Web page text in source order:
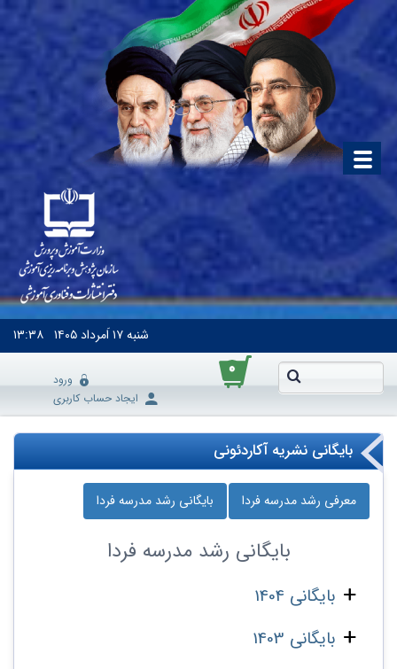
شنبه۱۷ اَمرداد ۱۴۰۵ ۱۳:۳۸
۰
ورود
ایجاد حساب کاربری
بایگانی نشریه آکاردئونی
معرفی رشد مدرسه‌ فردا بایگانی رشد مدرسه‌ فردا
بایگانی رشد مدرسه‌ فردا
بایگانی 1404
بایگانی 1403